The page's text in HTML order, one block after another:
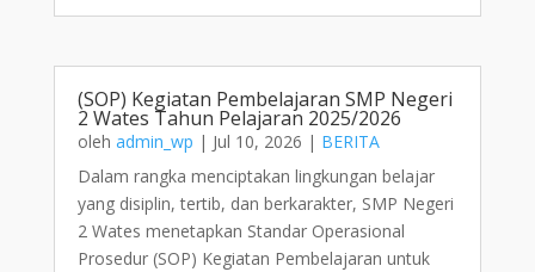
(SOP) Kegiatan Pembelajaran SMP Negeri
2 Wates Tahun Pelajaran 2025/2026
oleh admin_wp | Jul 10, 2026 | BERITA
Dalam rangka menciptakan lingkungan belajar
yang disiplin, tertib, dan berkarakter, SMP Negeri
2 Wates menetapkan Standar Operasional
Prosedur (SOP) Kegiatan Pembelajaran untuk